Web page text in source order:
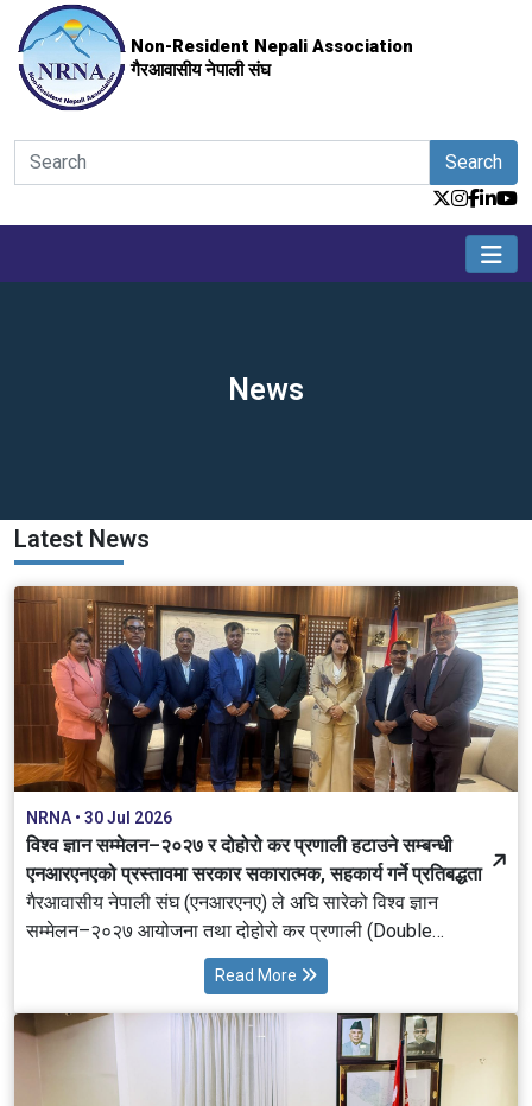
Non-Resident Nepali Association
गैरआवासीय नेपाली संघ
Search
News
Latest News
NRNA • 30 Jul 2026
विश्व ज्ञान सम्मेलन–२०२७ र दोहोरो कर प्रणाली हटाउने सम्बन्धी
एनआरएनएको प्रस्तावमा सरकार सकारात्मक, सहकार्य गर्ने प्रतिबद्धता
गैरआवासीय नेपाली संघ (एनआरएनए) ले अघि सारेको विश्व ज्ञान
सम्मेलन–२०२७ आयोजना तथा दोहोरो कर प्रणाली (Double
विकास, ज्ञान हस्तान्तरण र वैदेशिक लगानी प्रवर्द्धनका लागि महत्वपूर्ण
रहेको उल्लेख गर्दै आवश्यक सरकारी सहकार्य र समन्वय गर्ने प्रतिबद्धता
व्यक्त गर्नुभएको छ। यसै सन्दर्भमा एनआरएनएको प्रतिनिधिमण्डलले डा.
Read More